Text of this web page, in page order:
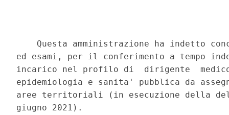
Questa amministrazione ha indetto
ed esami, per il conferimento a tempo
incarico nel profilo di  dirigente
epidemiologia e sanita' pubblica da
aree territoriali (in esecuzione della
giugno 2021).